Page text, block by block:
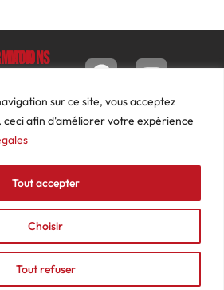
sur ce site, vous acceptez
ceci afin d'améliorer votre expérience
Choisir
Tout refuser
Tout accepter
Mon
Tableau
de bord
Commandes
Adresses
Détails
du
compte